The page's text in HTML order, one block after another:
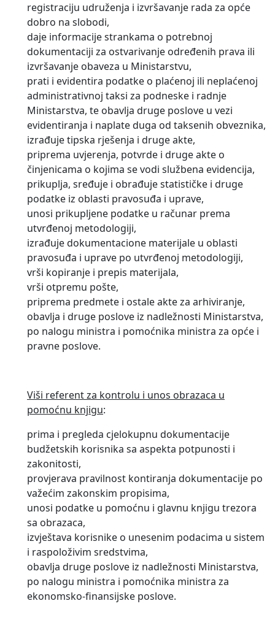
registraciju udruženja i izvršavanje rada za opće
dobro na slobodi,
daje informacije strankama o potrebnoj
dokumentaciji za ostvarivanje određenih prava ili
izvršavanje obaveza u Ministarstvu,
prati i evidentira podatke o plaćenoj ili neplaćenoj
administrativnoj taksi za podneske i radnje
Ministarstva, te obavlja druge poslove u vezi
evidentiranja i naplate duga od taksenih obveznika,
izrađuje tipska rješenja i druge akte,
priprema uvjerenja, potvrde i druge akte o
činjenicama o kojima se vodi službena evidencija,
prikuplja, sređuje i obrađuje statističke i druge
podatke iz oblasti pravosuđa i uprave,
unosi prikupljene podatke u računar prema
utvrđenoj metodologiji,
izrađuje dokumentacione materijale u oblasti
pravosuđa i uprave po utvrđenoj metodologiji,
vrši kopiranje i prepis materijala,
vrši otpremu pošte,
priprema predmete i ostale akte za arhiviranje,
obavlja i druge poslove iz nadležnosti Ministarstva,
po nalogu ministra i pomoćnika ministra za opće i
pravne poslove.
Viši referent za kontrolu i unos obrazaca u
pomoćnu knjigu:
prima i pregleda cjelokupnu dokumentacije
budžetskih korisnika sa aspekta potpunosti i
zakonitosti,
provjerava pravilnost kontiranja dokumentacije po
važećim zakonskim propisima,
unosi podatke u pomoćnu i glavnu knjigu trezora
sa obrazaca,
izvještava korisnike o unesenim podacima u sistem
i raspoloživim sredstvima,
obavlja druge poslove iz nadležnosti Ministarstva,
po nalogu ministra i pomoćnika ministra za
ekonomsko-finansijske poslove.